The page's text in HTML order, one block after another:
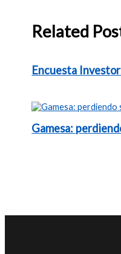
Related
Encuesta
Gamesa: